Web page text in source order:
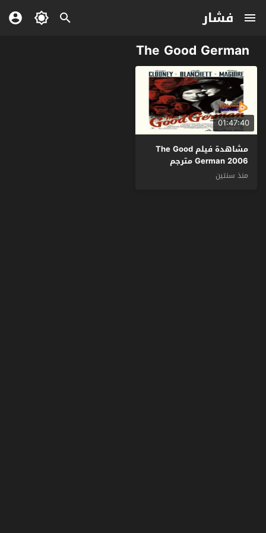
فشار
The Good German
01:47:40
مشاهدة فيلم The Good
German 2006 مترجم
منذ سنتين